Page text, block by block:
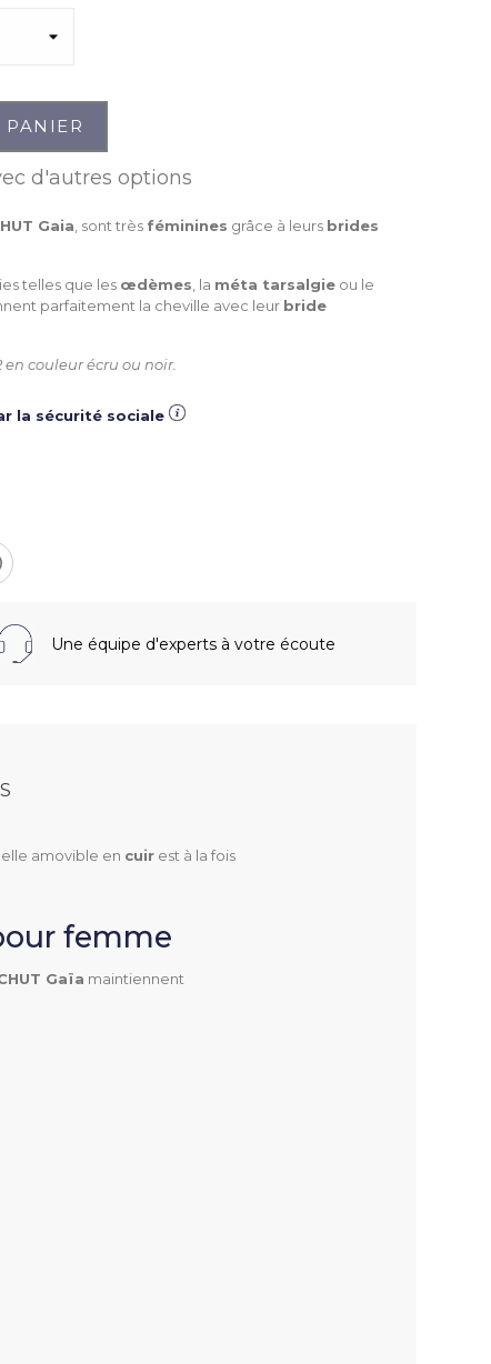
PANIER
d'autres options
Gaia , sont très féminines grâce à leurs brides
telles que les œdèmes , la méta tarsalgieou le
parfaitement la cheville avec leur bride
couleur écru ou noir.
la sécurité sociale
Une équipe d'experts à votre écoute
amovible en cuir est à la fois
femme
Gaïa maintiennent